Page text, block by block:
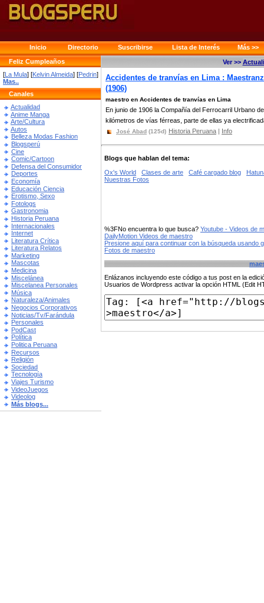
Inicio Directorio Suscribirse Lista de Interés
Más >>
Feliz Cumpleaños
[La Mula] [Kelvin Almeida] [Pedrin]
Mas..
Canales
Actualidad
Anime Manga
Arte/Cultura
Autos
Belleza Modas Fashion
Blogsperú
Cine
Comic/Cartoon
Defensa del Consumidor
Deportes
Economía
Educación Ciencia
Erotismo, Sexo
Fotologs
Gastronomia
Historia Peruana
Internacionales
Internet
Literatura Crítica
Literatura Relatos
Marketing
Mascotas
Medicina
Miscelánea
Miscelanea Personales
Música
Naturaleza/Animales
Negocios Corporativos
Noticias/Tv/Farándula
Personales
PodCast
Política
Politica Peruana
Recursos
Religión
Sociedad
Tecnología
Viajes Turismo
VideoJuegos
Videolog
Más blogs...
Ver >>
Accidentes de tranvías en Lima :
(1906)
maestro en Accidentes de tranvías en Lima
En junio de 1906 la Compañía del Ferrocarril Urbano
kilómetros de vías férreas, parte de ellas ya
José Abad (125d) Historia Peruana | Info
Blogs que hablan del tema:
Ox's World
Clases de arte Café cargado blog
Nuestras Fotos
%3FNo encuentra lo que busca? Youtube - Videos de
DailyMotion Videos de maestro
Presione aquí para continuar con la búsqueda usando
Fotos de maestro
Enlázanos incluyendo este código a tus post en la
Usuarios de Wordpress activar la opción HTML (Edit